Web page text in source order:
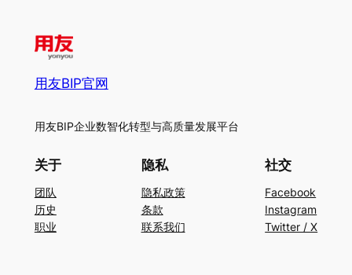
用友BIP官网
用友BIP企业数智化转型与高质量发展平台
关于
团队
历史
职业
隐私
隐私政策
条款
联系我们
社交
Facebook
Instagram
Twitter / X